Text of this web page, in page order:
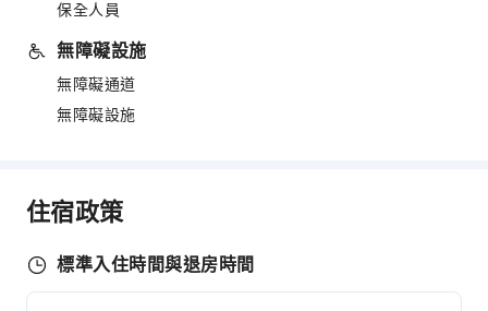
保全人員
無障礙設施
無障礙通道
無障礙設施
住宿政策
標準入住時間與退房時間